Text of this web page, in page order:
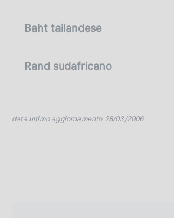
Baht tailandese
Rand sudafricano
data ultimo aggiornamento 28/03/2006